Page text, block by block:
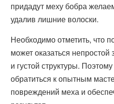
придадут меху бобра
удалив лишние волоски.
Необходимо отметить, что
может оказаться непростой
и густой структуры.
обратиться к опытным
повреждений меха и